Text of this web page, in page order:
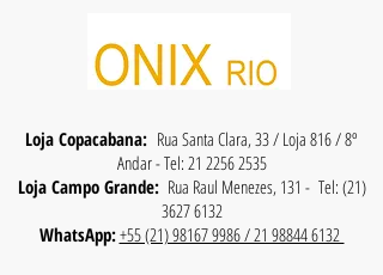
Loja Copacabana: Rua Santa Clara, 33 / Loja 816 / 8º
Andar - Tel: 21 2256 2535
Loja Campo Grande:Rua Raul Menezes, 131 - Tel: (21)
3627 6132
WhatsApp:+55 (21) 98167 9986 / 21 98844 6132